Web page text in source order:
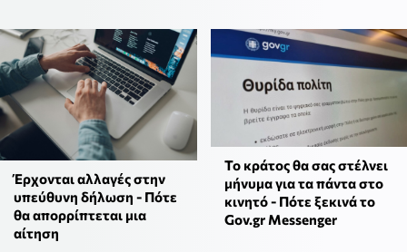
Έρχονται αλλαγές στην
υπεύθυνη δήλωση - Πότε
θα απορρίπτεται μια
αίτηση
Το κράτος θα σας στέλνει
μήνυμα για τα πάντα στο
κινητό - Πότε ξεκινά το
Gov.gr Messenger